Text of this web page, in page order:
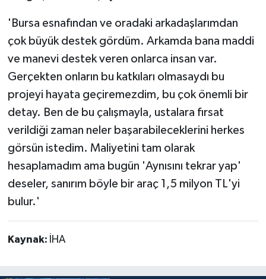
'Bursa esnafından ve oradaki arkadaşlarımdan
çok büyük destek gördüm. Arkamda bana maddi
ve manevi destek veren onlarca insan var.
Gerçekten onların bu katkıları olmasaydı bu
projeyi hayata geçiremezdim, bu çok önemli bir
detay. Ben de bu çalışmayla, ustalara fırsat
verildiği zaman neler başarabileceklerini herkes
görsün istedim. Maliyetini tam olarak
hesaplamadım ama bugün 'Aynısını tekrar yap'
deseler, sanırım böyle bir araç 1,5 milyon TL'yi
bulur.'
Kaynak: İHA